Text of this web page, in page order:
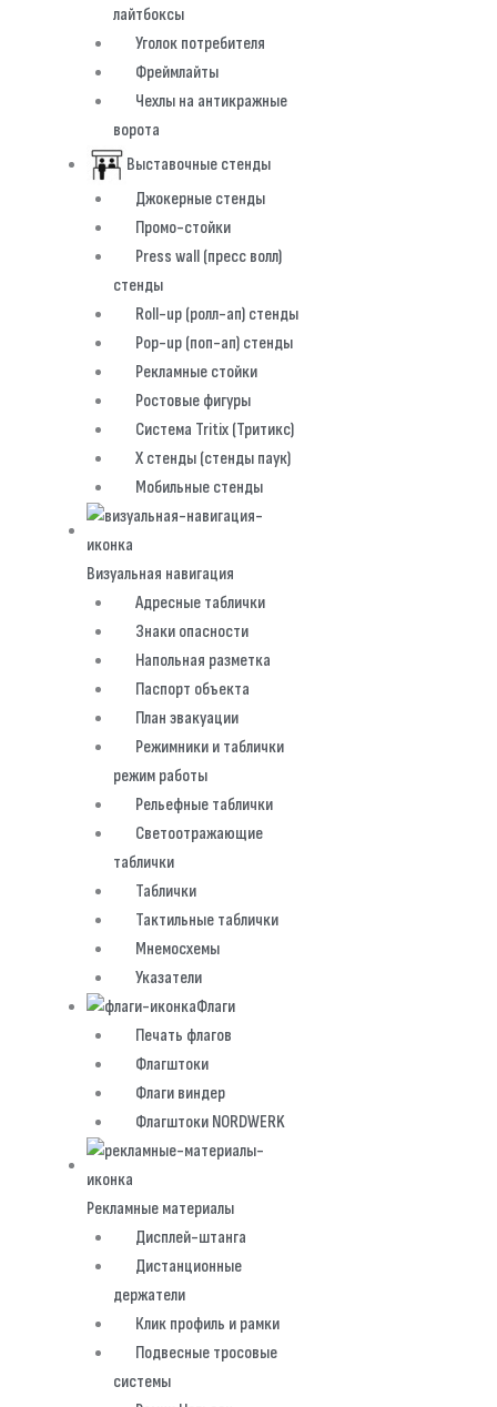
лайтбоксы
Уголок потребителя
Фреймлайты
Чехлы на антикражные
ворота
Выставочные стенды
Джокерные стенды
Промо-стойки
Press wall (пресс волл)
стенды
Roll-up (ролл-ап) стенды
Pop-up (поп-ап) стенды
Рекламные стойки
Ростовые фигуры
Система Tritix (Тритикс)
X стенды (стенды паук)
Мобильные стенды
Визуальная навигация
Адресные таблички
Знаки опасности
Напольная разметка
Паспорт объекта
План эвакуации
Режимники и таблички
режим работы
Рельефные таблички
Светоотражающие
таблички
Таблички
Тактильные таблички
Мнемосхемы
Указатели
Флаги
Печать флагов
Флагштоки
Флаги виндер
Флагштоки NORDWERK
Рекламные материалы
Дисплей-штанга
Дистанционные
держатели
Клик профиль и рамки
Подвесные тросовые
системы